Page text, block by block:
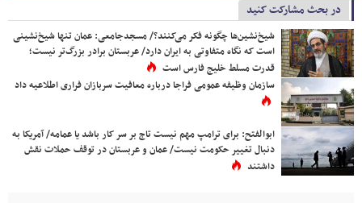
در بحث مشارکت کنید
شیخ‌نشین‌ها چگونه فکر می‌کنند؟/ مسجدجامعی: عمان تنها شیخ‌نشینی
است که نگاه متفاوتی به ایران دارد/ عربستان برادر بزرگ‌تر نیست؛
قدرت مسلط خلیج فارس است
سازمان وظیفه عمومی فراجا درباره معافیت سربازان فراری اطلاعیه داد
ابوالفتح: برای ترامپ مهم نیست تاج بر سر کار باشد یا عمامه/ آمریکا به
دنبال تغییر حکومت نیست/ عمان و عربستان در توقف حملات نقش
داشتند